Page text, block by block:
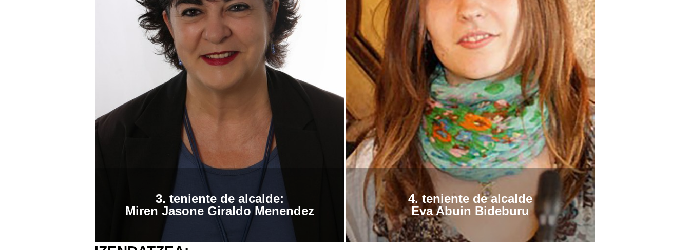
3. teniente de alcalde:
Miren Jasone Giraldo Menendez
4.teniente de alcalde
Eva Abuin Bideburu